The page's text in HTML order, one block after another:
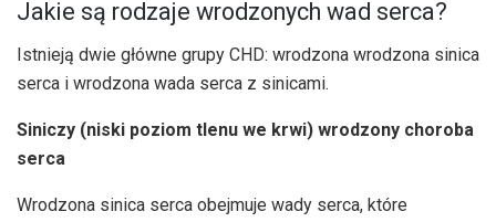
Jakie są rodzaje wrodzonych wad serca?
Istnieją dwie główne grupy CHD: wrodzona wrodzona sinica
serca i wrodzona wada serca z sinicami.
Siniczy (niski poziom tlenu we krwi) wrodzony choroba
serca
Wrodzona sinica serca obejmuje wady serca, które